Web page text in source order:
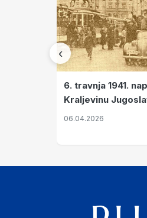
‹
6. travnja 1941.
Kraljevinu
nastale njenim
06.04.2026